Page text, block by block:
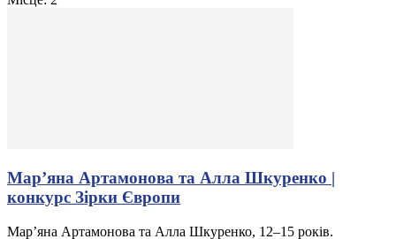
Мар’яна Артамонова та Алла Шкуренко |
конкурс Зірки Європи
Мар’яна Артамонова та Алла Шкуренко, 12–15 років.